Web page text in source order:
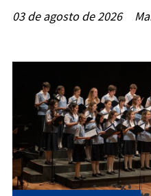
03 de agosto de 2026